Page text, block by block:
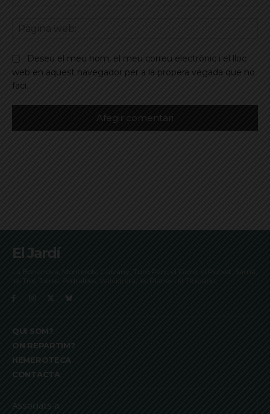
Deseu el meu nom, el meu correu electrònic i el lloc
web en aquest navegador per a la propera vegada que ho
faci.
El Jardí
La Bonanova, Monterols, Galvany, Turó Parc, el Farró, el Putxet, Sarrià,
les Tres Torres, Pedralbes, Vallvidrera, les Planes i el Tibidabo
QUI SOM?
ON REPARTIM?
HEMEROTECA
CONTACTA
Associats a: